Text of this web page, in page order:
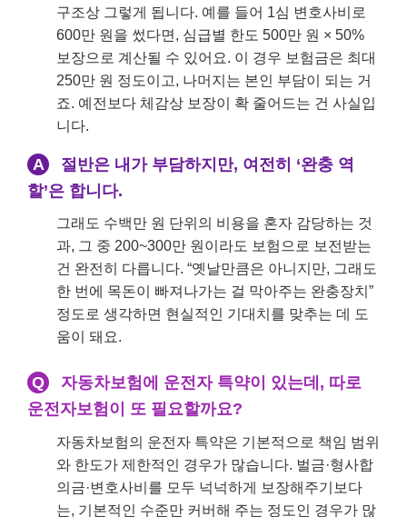
구조상 그렇게 됩니다. 예를 들어 1심 변호사비로
600만 원을 썼다면, 심급별 한도 500만 원 × 50%
보장으로 계산될 수 있어요. 이 경우 보험금은 최대
250만 원 정도이고, 나머지는 본인 부담이 되는 거
죠. 예전보다 체감상 보장이 확 줄어드는 건 사실입
니다.
A
절반은 내가 부담하지만, 여전히 ‘완충 역
할’은 합니다.
그래도 수백만 원 단위의 비용을 혼자 감당하는 것
과, 그 중 200~300만 원이라도 보험으로 보전받는
건 완전히 다릅니다. “옛날만큼은 아니지만, 그래도
한 번에 목돈이 빠져나가는 걸 막아주는 완충장치”
정도로 생각하면 현실적인 기대치를 맞추는 데 도
움이 돼요.
Q
자동차보험에 운전자 특약이 있는데, 따로
운전자보험이 또 필요할까요?
자동차보험의 운전자 특약은 기본적으로 책임 범위
와 한도가 제한적인 경우가 많습니다. 벌금·형사합
의금·변호사비를 모두 넉넉하게 보장해주기보다
는, 기본적인 수준만 커버해 주는 정도인 경우가 많